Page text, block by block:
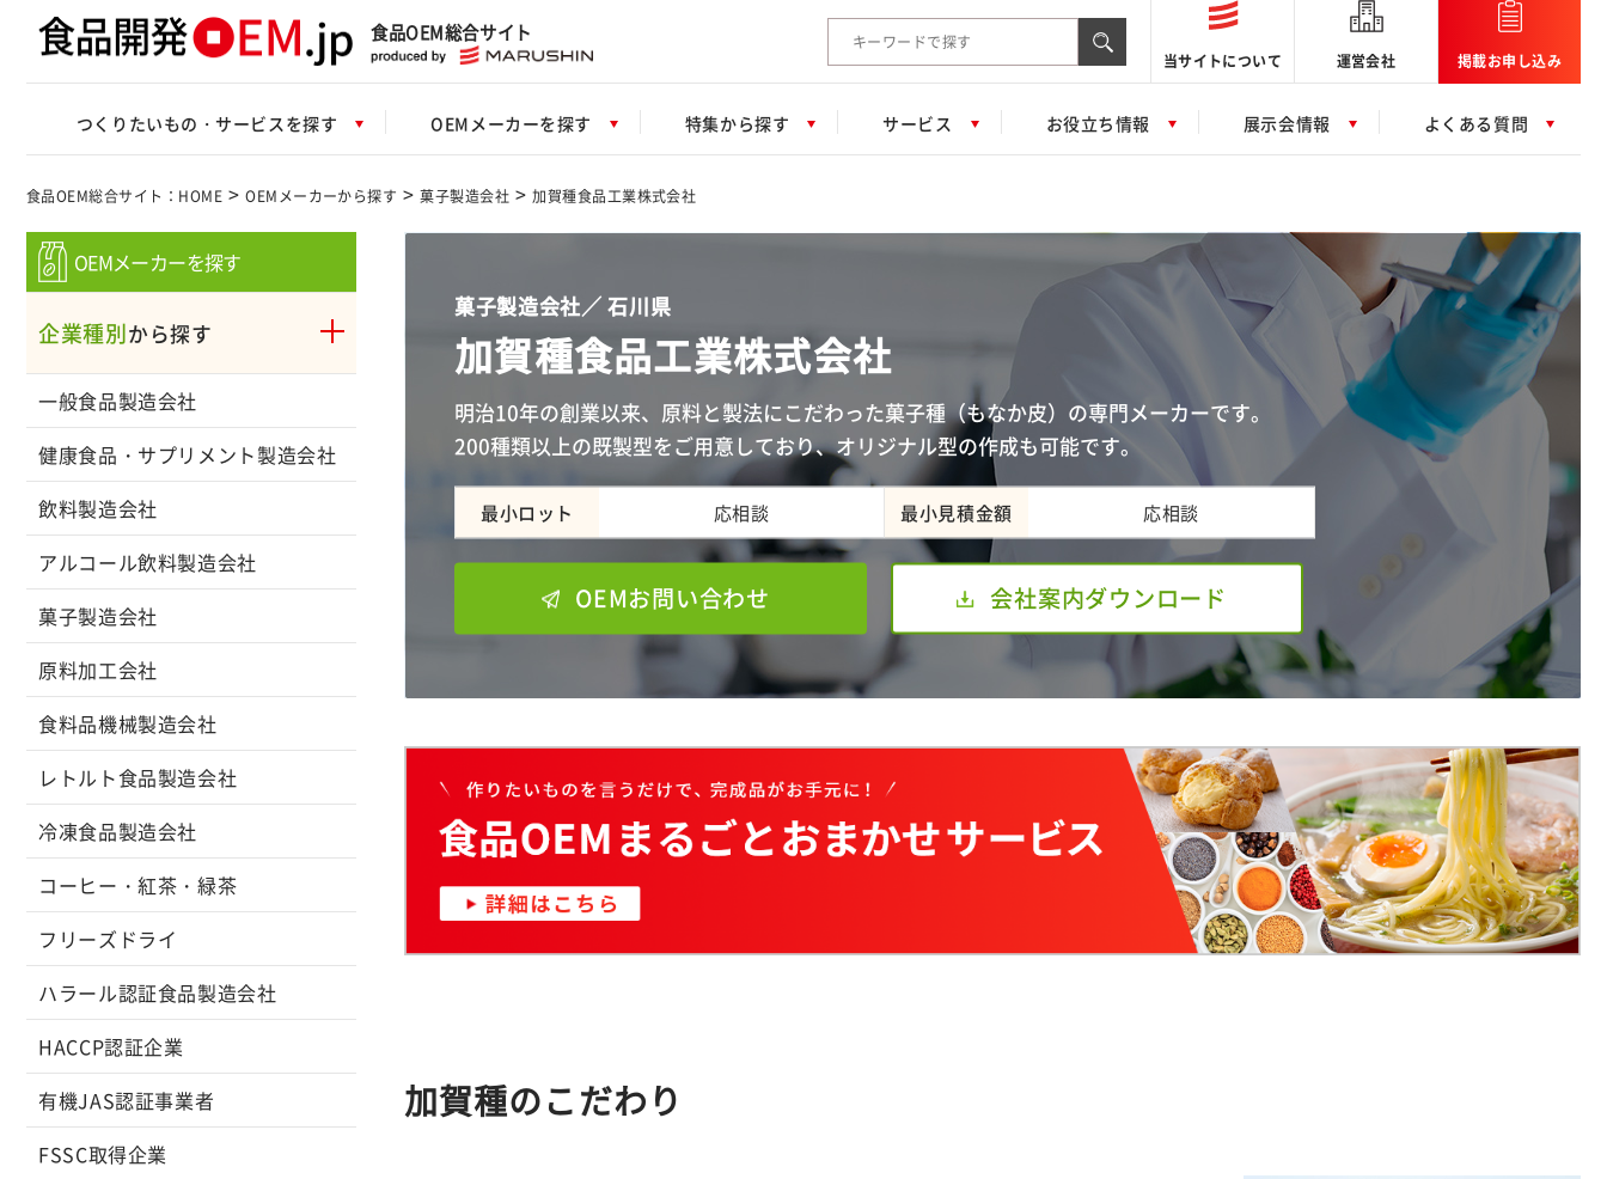
食品OEM総合サイト
検索キーワード入力 当サイトについて 運営会社 掲載お申し込み
つくりたいもの・サービスを探す OEMメーカーを探す 特集から探す サービス お役立ち情報 展示会情報 よくある質問
食品OEM総合サイト：HOME >OEMメーカーから探す >菓子製造会社 >加賀種食品工業株式会社
OEMメーカーを探す
企業種別から探す
一般食品製造会社
健康食品・サプリメント製造会社
飲料製造会社
アルコール飲料製造会社
菓子製造会社
原料加工会社
食料品機械製造会社
レトルト食品製造会社
冷凍食品製造会社
コーヒー・紅茶・緑茶
フリーズドライ
ハラール認証食品製造会社
HACCP認証企業
有機JAS認証事業者
FSSC取得企業
菓子製造会社／ 石川県
加賀種食品工業株式会社
明治10年の創業以来、原料と製法にこだわった菓子種（もなか皮）の専門メーカーです。
200種類以上の既製型をご用意しており、オリジナル型の作成も可能です。
最小ロット 応相談 最小見積金額 応相談
OEMお問い合わせ 会社案内ダウンロード
加賀種のこだわり